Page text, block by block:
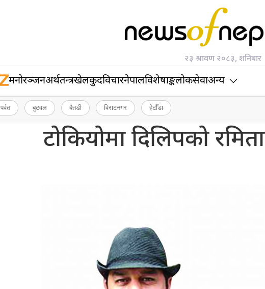
२३ श्रावण २०८३, शनिबार
मनोरञ्जनअर्थतन्त्रखेलकुदविचारनेपालविशेषाङ्कलोकसेवाअन्य
पर्वत बुटवल बैतडी विराटनगर हेटौँडा
टोकियोमा दिलिपको रमिता